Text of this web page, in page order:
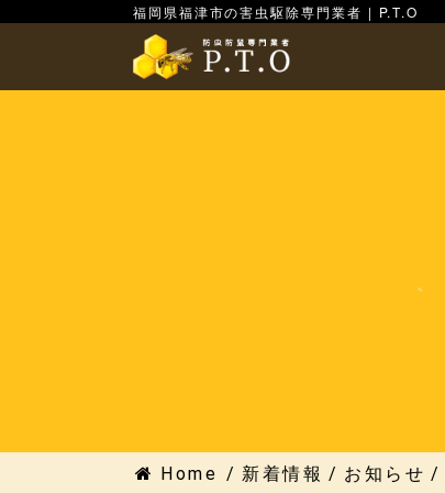
福岡県福津市の害虫駆除専門業者 | P.T.O
Home / 新着情報 / お知らせ /